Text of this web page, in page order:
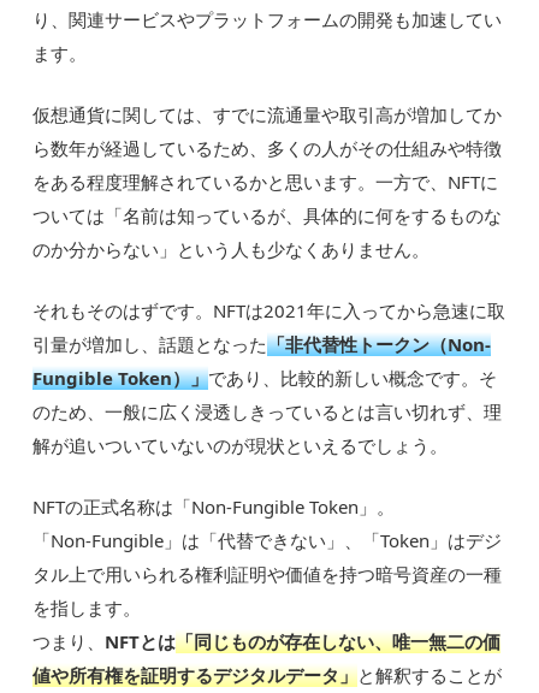
り、関連サービスやプラットフォームの開発も加速してい
ます。
仮想通貨に関しては、すでに流通量や取引高が増加してか
ら数年が経過しているため、多くの人がその仕組みや特徴
をある程度理解されているかと思います。一方で、NFTに
ついては「名前は知っているが、具体的に何をするものな
のか分からない」という人も少なくありません。
それもそのはずです。NFTは2021年に入ってから急速に取
引量が増加し、話題となった「非代替性トークン（Non-
Fungible Token）」であり、比較的新しい概念です。そ
のため、一般に広く浸透しきっているとは言い切れず、理
解が追いついていないのが現状といえるでしょう。
NFTの正式名称は「Non-Fungible Token」。
「Non-Fungible」は「代替できない」、「Token」はデジ
タル上で用いられる権利証明や価値を持つ暗号資産の一種
を指します。
つまり、 NFTとは「同じものが存在しない、唯一無二の価
値や所有権を証明するデジタルデータ」と解釈することが